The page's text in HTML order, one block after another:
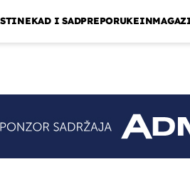
NEKAD I SADPREPORUKE